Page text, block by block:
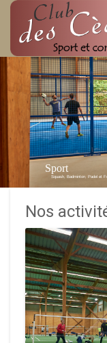
Sport
Squash, Badminton, Padel et
Nos